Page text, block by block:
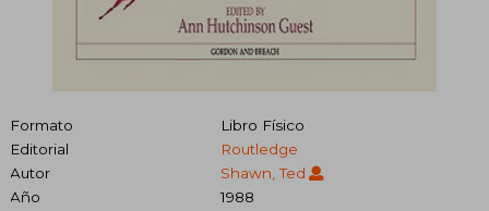
Formato
Libro Físico
Editorial
Routledge
Autor
Shawn, Ted
Año
1988